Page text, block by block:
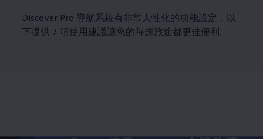
Discover Pro 導航系統有非常人性化的功能設定，以
下提供 7 項使用建議讓您的每趟旅途都更佳便利。